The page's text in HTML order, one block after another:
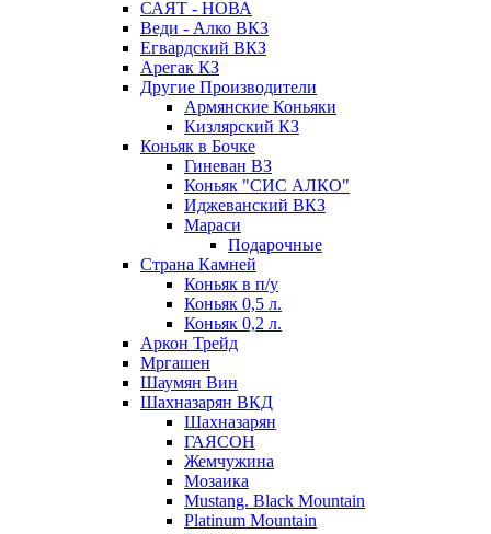
САЯТ - НОВА
Веди - Алко ВКЗ
Егвардский ВКЗ
Арегак КЗ
Другие Производители
Армянские Коньяки
Кизлярский КЗ
Коньяк в Бочке
Гиневан ВЗ
Коньяк "СИС АЛКО"
Иджеванский ВКЗ
Мараси
Подарочные
Страна Камней
Коньяк в п/у
Коньяк 0,5 л.
Коньяк 0,2 л.
Аркон Трейд
Мргашен
Шаумян Вин
Шахназарян ВКД
Шахназарян
ГАЯСОН
Жемчужина
Мозаика
Mustang. Black Mountain
Platinum Mountain